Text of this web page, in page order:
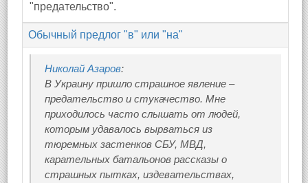
"предательство".
Обычный предлог "в" или "на"
Николай Азаров:
В Украину пришло страшное явление –
предательство и стукачество. Мне
приходилось часто слышать от людей,
которым удавалось вырваться из
тюремных застенков СБУ, МВД,
карательных батальонов рассказы о
страшных пытках, издевательствах,